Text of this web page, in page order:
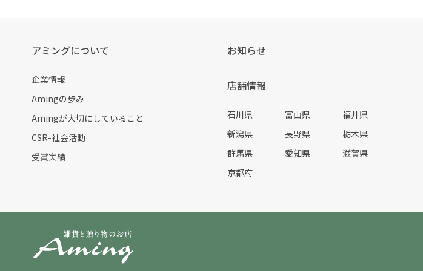
アミングについて
企業情報
Amingの歩み
Amingが大切にしていること
CSR-社会活動
受賞実績
お知らせ
店舗情報
石川県
新潟県
群馬県
京都府
富山県
長野県
愛知県
福井県
栃木県
滋賀県